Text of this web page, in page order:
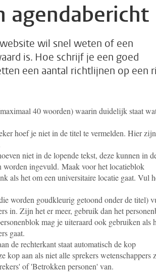
agendabericht
wil snel weten of een
is. Hoe schrijf je een goed
een aantal richtlijnen op een
40 woorden) waarin duidelijk staat
hoef je niet in de titel te vermelden. Hier zijn
niet in de lopende tekst, deze kunnen in
worden ingevuld. Maak voor het locatieblok
als het om een universitaire locatie gaat. Vul
worden goudkleurig getoond onder de titel)
in. Zijn het er meer, gebruik dan het
mag je uiteraard ook gebruiken als
gaat.
de rechterkant staat automatisch de kop
kop aan als niet alle sprekers wetenschappers
of 'Betrokken personen' van.